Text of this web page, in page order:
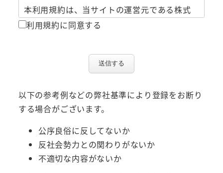
本利用規約は、当サイトの運営元である株式
会社VISIT北海道（以下「当社」といいま
ング事業「Minamo」（以下「本サービス」と
いいます。）の利用条件及び当社と会員の皆様
ービスの利用に際しては、本利用規約の全文
をお読みいただいたうえで、同意していただく
（１）本サービスの利用を希望する者（以下
「登録希望者」といいます。）は、本規約に同
利用規約に同意する
送信する
以下の参考例などの弊社基準により登録をお断り
する場合がございます。
公序良俗に反してないか
反社会勢力との関わりがないか
不適切な内容がないか